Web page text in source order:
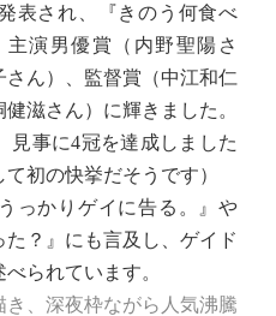
表され、『きのう何食べ
演男優賞（内野聖陽さ
ん）、監督賞（中江和仁
滋さん）に輝きました。
見事に4冠を達成しました
初の快挙だそうです）
っかりゲイに告る。』や
た？』にも言及し、ゲイド
られています。
き、深夜枠ながら人気沸騰